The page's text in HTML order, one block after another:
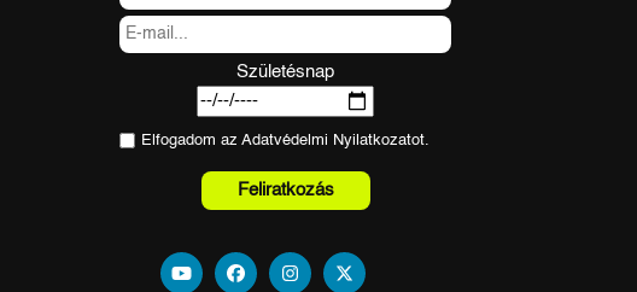
Születésnap
Elfogadom azAdatvédelmi Nyilatkozatot.
Feliratkozás